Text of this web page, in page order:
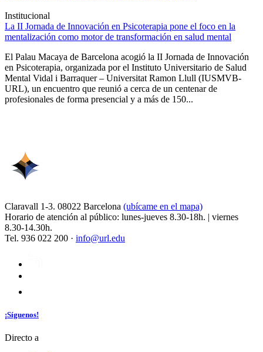
Institucional
La II Jornada de Innovación en Psicoterapia pone el foco en la
mentalización como motor de transformación en salud mental
El Palau Macaya de Barcelona acogió la II Jornada de Innovación
en Psicoterapia, organizada por el Instituto Universitario de Salud
Mental Vidal i Barraquer – Universitat Ramon Llull (IUSMVB-
URL), un encuentro que reunió a cerca de un centenar de
profesionales de forma presencial y a más de 150...
Claravall 1-3. 08022 Barcelona (ubícame en el mapa)
Horario de atención al público: lunes-jueves 8.30-18h. | viernes
8.30-14.30h.
Tel. 936 022 200 · info@url.edu
¡Síguenos!
Directo a